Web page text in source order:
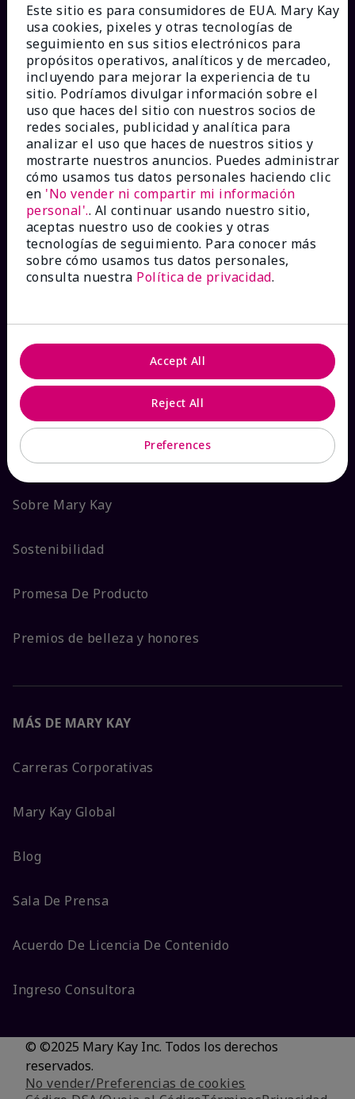
¿CÓMO PODEMOS AYUDAR?
Recibe e-mails
Ver estado del pedido
Contáctanos
Catálogos interactivos
ACERCA DE MARY KAY
Garantía de Satisfacción
Sobre Mary Kay
Sostenibilidad
Promesa De Producto
Premios de belleza y honores
MÁS DE MARY KAY
Carreras Corporativas
Mary Kay Global
Blog
Sala De Prensa
Acuerdo De Licencia De Contenido
Ingreso Consultora
© ©2025 Mary Kay Inc. Todos los derechos
reservados.
No vender/Preferencias de cookies
Este sitio es para consumidores de EUA. Mary Kay
usa cookies, pixeles y otras tecnologías de
seguimiento en sus sitios electrónicos para
propósitos operativos, analíticos y de mercadeo,
incluyendo para mejorar la experiencia de tu
sitio. Podríamos divulgar información sobre el
uso que haces del sitio con nuestros socios de
redes sociales, publicidad y analítica para
analizar el uso que haces de nuestros sitios y
mostrarte nuestros anuncios. Puedes administrar
cómo usamos tus datos personales haciendo clic
en 'No vender ni compartir mi información
personal'.. Al continuar usando nuestro sitio,
aceptas nuestro uso de cookies y otras
tecnologías de seguimiento. Para conocer más
sobre cómo usamos tus datos personales,
consulta nuestra Política de privacidad.
Preferences
Reject All
Accept All